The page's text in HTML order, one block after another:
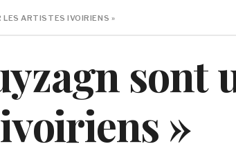
LES ARTISTES IVOIRIENS »
sont
»